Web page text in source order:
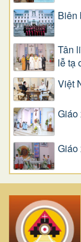
Biên
Tân
lễ tạ
Việt
Giáo
Giáo